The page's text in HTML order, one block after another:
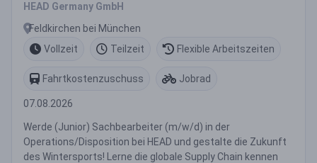
HEAD Germany GmbH
Feldkirchen bei München
Vollzeit
Teilzeit Flexible Arbeitszeiten
Fahrtkostenzuschuss Jobrad
07.08.2026
Werde (Junior) Sachbearbeiter (m/w/d) in der
Operations/Disposition bei HEAD und gestalte die Zukunft
des Wintersports! Lerne die globale Supply Chain kennen